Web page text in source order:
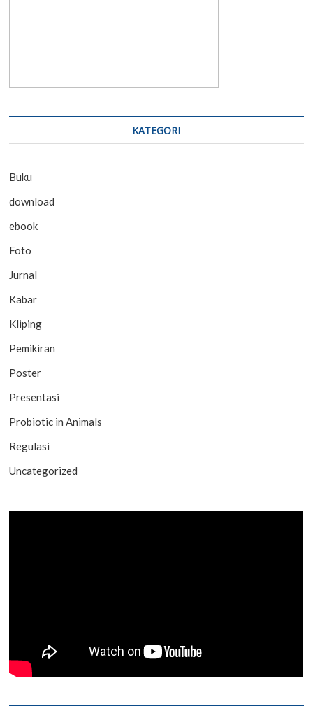
KATEGORI
Buku
download
ebook
Foto
Jurnal
Kabar
Kliping
Pemikiran
Poster
Presentasi
Probiotic in Animals
Regulasi
Uncategorized